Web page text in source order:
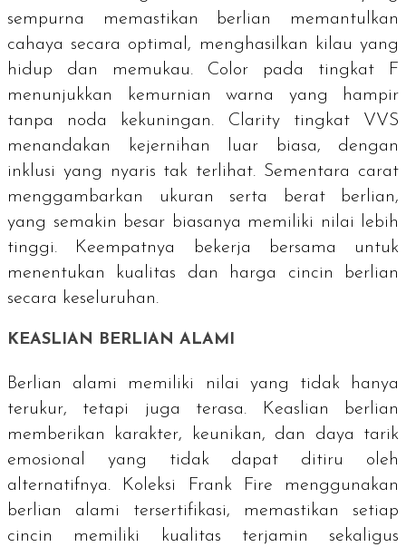
sempurna memastikan berlian memantulkan
cahaya secara optimal, menghasilkan kilau yang
hidup dan memukau. Color pada tingkat F
menunjukkan kemurnian warna yang hampir
tanpa noda kekuningan. Clarity tingkat VVS
menandakan kejernihan luar biasa, dengan
inklusi yang nyaris tak terlihat. Sementara carat
menggambarkan ukuran serta berat berlian,
yang semakin besar biasanya memiliki nilai lebih
tinggi. Keempatnya bekerja bersama untuk
menentukan kualitas dan harga cincin berlian
secara keseluruhan.
KEASLIAN BERLIAN ALAMI
Berlian alami memiliki nilai yang tidak hanya
terukur, tetapi juga terasa. Keaslian berlian
memberikan karakter, keunikan, dan daya tarik
emosional yang tidak dapat ditiru oleh
alternatifnya. Koleksi Frank Fire menggunakan
berlian alami tersertifikasi, memastikan setiap
cincin memiliki kualitas terjamin sekaligus